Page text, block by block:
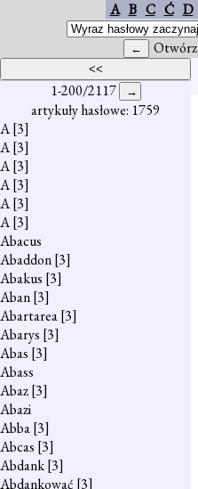
A B C Ć D
Otwórz
1-200/2117
artykuły hasłowe: 1759
A[3]
A[3]
A[3]
A[3]
A[3]
A[3]
Abacus
Abaddon[3]
Abakus [3]
Aban[3]
Abartarea[3]
Abarys [3]
Abas [3]
Abass
Abaz[3]
Abazi
Abba[3]
Abcas [3]
Abdank[3]
Abdankować [3]